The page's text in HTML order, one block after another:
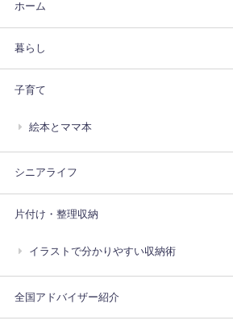
ホーム
暮らし
子育て
絵本とママ本
シニアライフ
片付け・整理収納
イラストで分かりやすい収納術
全国アドバイザー紹介